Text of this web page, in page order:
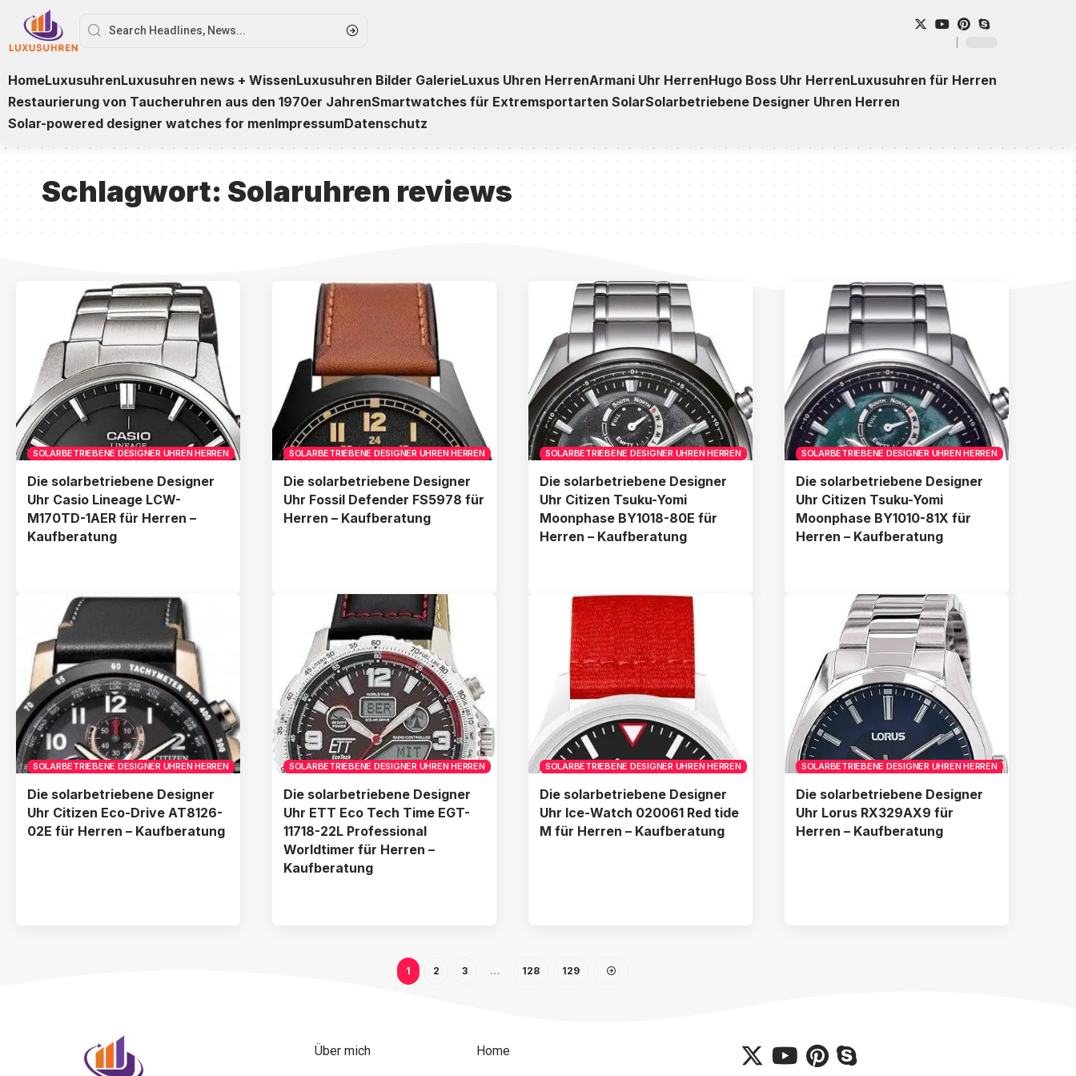
HomeLuxusuhrenLuxusuhren news + WissenLuxusuhren Bilder GalerieLuxus Uhren HerrenArmani Uhr HerrenHugo Boss Uhr HerrenLuxusuhren für Herren
Restaurierung von Taucheruhren aus den 1970er JahrenSmartwatches für Extremsportarten SolarSolarbetriebene Designer Uhren Herren
Solar-powered designer watches for menImpressumDatenschutz
Schlagwort:Solaruhren reviews
SOLARBETRIEBENE DESIGNER UHREN HERREN
Die solarbetriebene Designer
Uhr Casio Lineage LCW-
M170TD-1AER für Herren –
Kaufberatung
SOLARBETRIEBENE DESIGNER UHREN HERREN
Die solarbetriebene Designer
Uhr Fossil Defender FS5978 für
Herren – Kaufberatung
SOLARBETRIEBENE DESIGNER UHREN HERREN
Die solarbetriebene Designer
Uhr Citizen Tsuku-Yomi
Moonphase BY1018-80E für
Herren – Kaufberatung
SOLARBETRIEBENE DESIGNER UHREN HERREN
Die solarbetriebene Designer
Uhr Citizen Tsuku-Yomi
Moonphase BY1010-81X für
Herren – Kaufberatung
SOLARBETRIEBENE DESIGNER UHREN HERREN
Die solarbetriebene Designer
Uhr Citizen Eco-Drive AT8126-
02E für Herren – Kaufberatung
SOLARBETRIEBENE DESIGNER UHREN HERREN
Die solarbetriebene Designer
Uhr ETT Eco Tech Time EGT-
11718-22L Professional
Worldtimer für Herren –
Kaufberatung
SOLARBETRIEBENE DESIGNER UHREN HERREN
Die solarbetriebene Designer
Uhr Ice-Watch 020061 Red tide
M für Herren – Kaufberatung
SOLARBETRIEBENE DESIGNER UHREN HERREN
Die solarbetriebene Designer
Uhr Lorus RX329AX9 für
Herren – Kaufberatung
1 2 3 … 128 129
Über mich Home